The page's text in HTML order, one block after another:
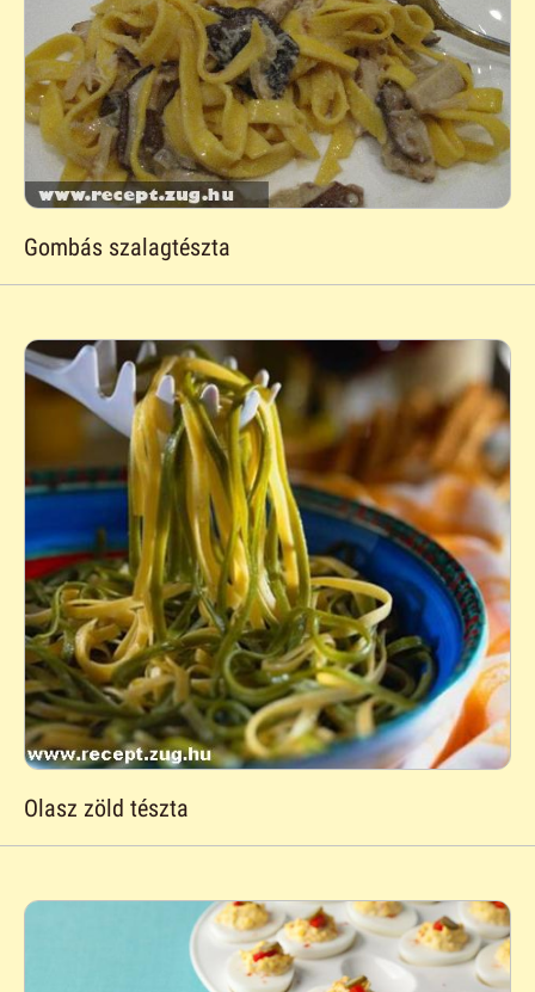
Gombás szalagtészta
Olasz zöld tészta